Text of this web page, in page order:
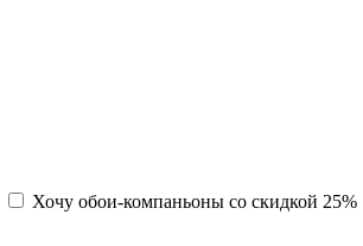
Хочу обои-компаньоны со скидкой 25%